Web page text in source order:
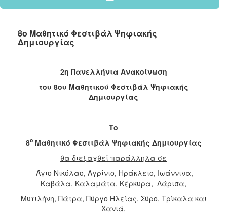
2021
2018
2012
8ο Μαθητικό Φεστιβάλ Ψηφιακής
Δημιουργίας
2η Πανελλήνια Ανακοίνωση
του 8ου Μαθητικού Φεστιβάλ Ψηφιακής
Δημιουργίας
Το
8οΜαθητικό Φεστιβάλ Ψηφιακής Δημιουργίας
θα διεξαχθεί παράλληλα σε
Άγιο Νικόλαο, Αγρίνιο, Ηράκλειο, Ιωάννινα,
Καβάλα, Καλαμάτα, Κέρκυρα, Λάρισα,
Μυτιλήνη, Πάτρα, Πύργο Ηλείας, Σύρο, Τρίκαλα και
Χανιά,